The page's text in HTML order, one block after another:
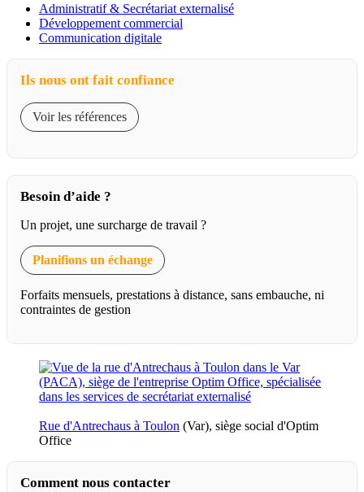
Administratif & Secrétariat externalisé
Développement commercial
Communication digitale
Ils nous ont fait confiance
Voir les références
Besoin d’aide ?
Un projet, une surcharge de travail ?
Planifions un échange
Forfaits mensuels, prestations à distance, sans embauche, ni
contraintes de gestion
Rue d'Antrechaus à Toulon (Var), siège social d'Optim
Office
Comment nous contacter